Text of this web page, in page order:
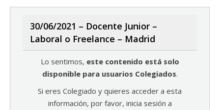
30/06/2021 – Docente Junior –
Laboral o Freelance – Madrid
Lo sentimos, este contenido está solo
disponible para usuarios Colegiados.
Si eres Colegiado y quieres acceder a esta
información, por favor, inicia sesión a